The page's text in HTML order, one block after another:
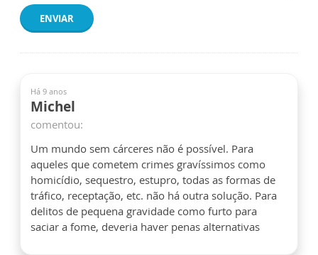
ENVIAR
Há 9 anos
Michel
comentou:
Um mundo sem cárceres não é possível. Para
aqueles que cometem crimes gravíssimos como
homicídio, sequestro, estupro, todas as formas de
tráfico, receptação, etc. não há outra solução. Para
delitos de pequena gravidade como furto para
saciar a fome, deveria haver penas alternativas